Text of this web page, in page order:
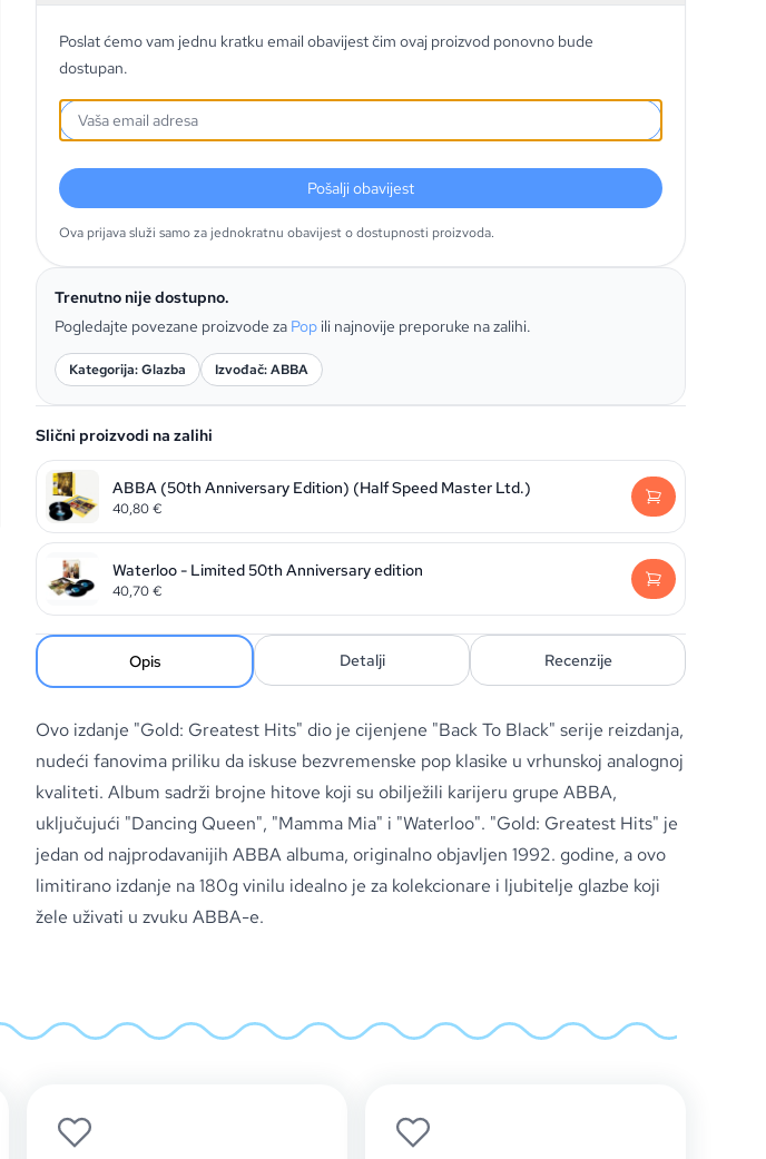
Poslat ćemo vam jednu kratku email obavijest čim ovaj proizvod ponovno bude
dostupan.
Pošalji obavijest
Ova prijava služi samo za jednokratnu obavijest o dostupnosti proizvoda.
Trenutno nije dostupno.
Pogledajte povezane proizvode za Pop ili najnovije preporuke na zalihi.
Kategorija: Glazba Izvođač: ABBA
Slični proizvodi na zalihi
ABBA (50th Anniversary Edition) (Half Speed Master Ltd.)
40,80€
Waterloo - Limited 50th Anniversary edition
40,70€
Opis Detalji Recenzije
Ovo izdanje "Gold: Greatest Hits" dio je cijenjene "Back To Black" serije reizdanja,
nudeći fanovima priliku da iskuse bezvremenske pop klasike u vrhunskoj analognoj
kvaliteti. Album sadrži brojne hitove koji su obilježili karijeru grupe ABBA,
uključujući "Dancing Queen", "Mamma Mia" i "Waterloo". "Gold: Greatest Hits" je
jedan od najprodavanijih ABBA albuma, originalno objavljen 1992. godine, a ovo
limitirano izdanje na 180g vinilu idealno je za kolekcionare i ljubitelje glazbe koji
žele uživati u zvuku ABBA-e.